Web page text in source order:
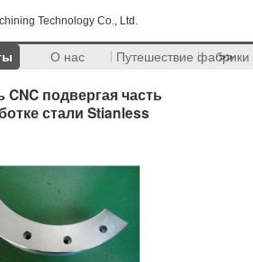
Technology Co., Ltd.
О нас Путешествие фабрики
>>
подвергая часть
стали Stianless